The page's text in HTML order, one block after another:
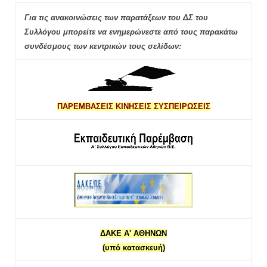
Για τις ανακοινώσεις των παρατάξεων του ΔΣ του
Συλλόγου μπορείτε να ενημερώνεστε από τους παρακάτω
συνδέσμους των κεντρικών τους σελίδων:
ΠΑΡΕΜΒΑΣΕΙΣ ΚΙΝΗΣΕΙΣ ΣΥΣΠΕΙΡΩΣΕΙΣ
ΔΑΚΕ Α' ΑΘΗΝΩΝ
(υπό κατασκευή)